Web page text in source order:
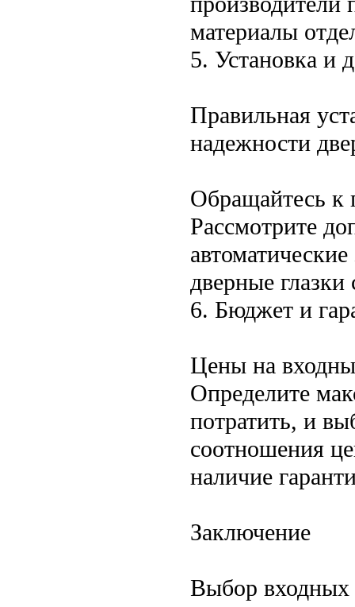
материалы
5. Установка и
Правильная
надежности
Обращайтесь к
Рассмотрите
дверные
6. Бюджет и
Цены на
Определите
потратить, и
соотношения
наличие
Заключение
Выбор входных